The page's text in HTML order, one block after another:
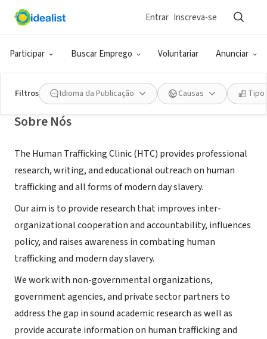
Participar Buscar Emprego Voluntariar Anunciar
Entrar Inscreva-se
Filtros Idioma da Publicação Causas Tipo
ONG (SETOR SOCIAL)
Human Trafficking Clinic
Sobre Nós
The Human Trafficking Clinic (HTC) provides professional
research, writing, and educational outreach on human
trafficking and all forms of modern day slavery.
Our aim is to provide research that improves inter-
organizational cooperation and accountability, influences
policy, and raises awareness in combating human
trafficking and modern day slavery.
We work with non-governmental organizations,
government agencies, and private sector partners to
address the gap in sound academic research as well as
provide accurate information on human trafficking and